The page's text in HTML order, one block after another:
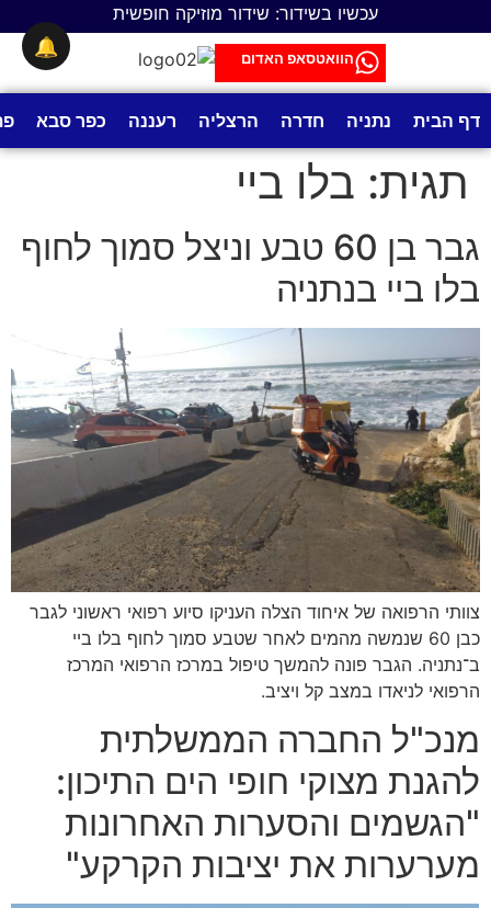
עכשיו בשידור: שידור מוזיקה חופשית
הוואטסאפ האדום
דף הבית נתניה חדרה הרצליה רעננה כפר סבא
תגית: בלו ביי
גבר בן 60 טבע וניצל סמוך לחוף
בלו ביי בנתניה
צוותי הרפואה של איחוד הצלה העניקו סיוע רפואי ראשוני לגבר
כבן 60 שנמשה מהמים לאחר שטבע סמוך לחוף בלו ביי
ב־נתניה. הגבר פונה להמשך טיפול במרכז הרפואי המרכז
הרפואי לניאדו במצב קל ויציב.
מנכ"ל החברה הממשלתית
להגנת מצוקי חופי הים התיכון:
"הגשמים והסערות האחרונות
מערערות את יציבות הקרקע"
🔔